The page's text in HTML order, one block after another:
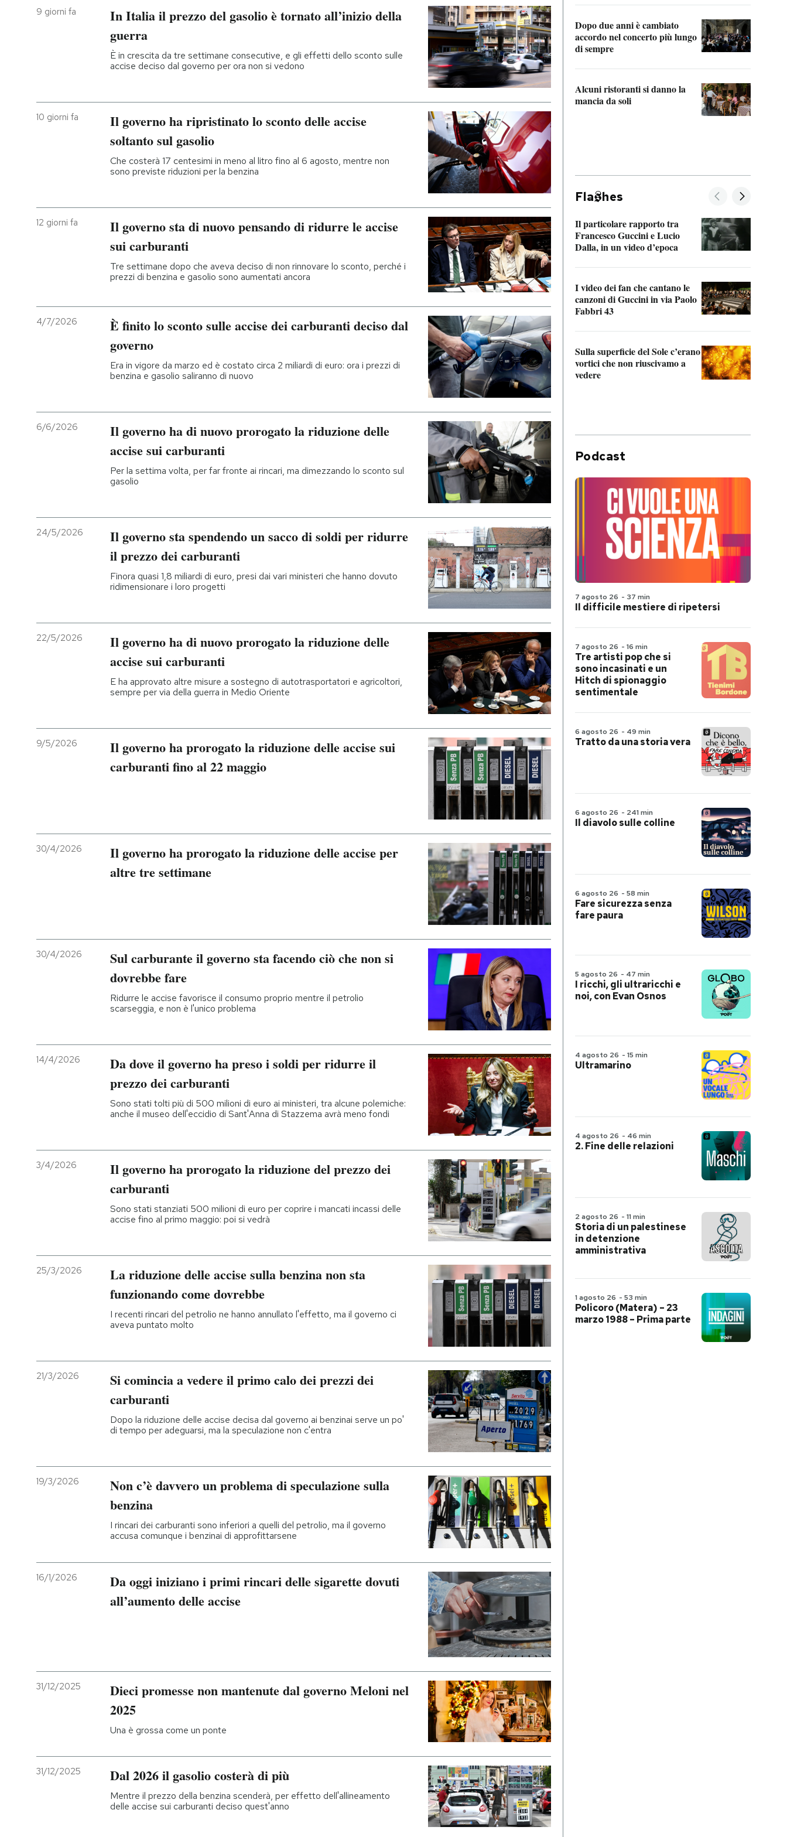
I MIEI PREFERITI
9 giorni fa
In Italia il prezzo del gasolio è tornato all’inizio della
guerra
È in crescita da tre settimane consecutive, e gli effetti dello sconto sulle
accise deciso dal governo per ora non si vedono
10 giorni fa
Il governo ha ripristinato lo sconto delle accise
soltanto sul gasolio
Che costerà 17 centesimi in meno al litro fino al 6 agosto, mentre non
sono previste riduzioni per la benzina
12 giorni fa
Il governo sta di nuovo pensando di ridurre le accise
sui carburanti
Tre settimane dopo che aveva deciso di non rinnovare lo sconto, perché i
prezzi di benzina e gasolio sono aumentati ancora
4/7/2026
È finito lo sconto sulle accise dei carburanti deciso dal
governo
Era in vigore da marzo ed è costato circa 2 miliardi di euro: ora i prezzi di
benzina e gasolio saliranno di nuovo
6/6/2026
Il governo ha di nuovo prorogato la riduzione delle
accise sui carburanti
Per la settima volta, per far fronte ai rincari, ma dimezzando lo sconto sul
gasolio
24/5/2026
Il governo sta spendendo un sacco di soldi per ridurre
il prezzo dei carburanti
Finora quasi 1,8 miliardi di euro, presi dai vari ministeri che hanno dovuto
ridimensionare i loro progetti
22/5/2026
Il governo ha di nuovo prorogato la riduzione delle
accise sui carburanti
E ha approvato altre misure a sostegno di autotrasportatori e agricoltori,
sempre per via della guerra in Medio Oriente
9/5/2026
Il governo ha prorogato la riduzione delle accise sui
carburanti fino al 22 maggio
30/4/2026
Il governo ha prorogato la riduzione delle accise per
altre tre settimane
30/4/2026
Sul carburante il governo sta facendo ciò che non si
dovrebbe fare
Ridurre le accise favorisce il consumo proprio mentre il petrolio
scarseggia, e non è l'unico problema
14/4/2026
Da dove il governo ha preso i soldi per ridurre il
prezzo dei carburanti
Sono stati tolti più di 500 milioni di euro ai ministeri, tra alcune polemiche:
anche il museo dell'eccidio di Sant'Anna di Stazzema avrà meno fondi
3/4/2026
Il governo ha prorogato la riduzione del prezzo dei
carburanti
Sono stati stanziati 500 milioni di euro per coprire i mancati incassi delle
accise fino al primo maggio: poi si vedrà
25/3/2026
La riduzione delle accise sulla benzina non sta
funzionando come dovrebbe
I recenti rincari del petrolio ne hanno annullato l'effetto, ma il governo ci
aveva puntato molto
21/3/2026
Si comincia a vedere il primo calo dei prezzi dei
carburanti
Dopo la riduzione delle accise decisa dal governo ai benzinai serve un po'
di tempo per adeguarsi, ma la speculazione non c'entra
19/3/2026
Non c’è davvero un problema di speculazione sulla
benzina
I rincari dei carburanti sono inferiori a quelli del petrolio, ma il governo
accusa comunque i benzinai di approfittarsene
16/1/2026
Da oggi iniziano i primi rincari delle sigarette dovuti
all’aumento delle accise
31/12/2025
Dieci promesse non mantenute dal governo Meloni nel
2025
Una è grossa come un ponte
31/12/2025 Dal 2026 il gasolio costerà di più
Mentre il prezzo della benzina scenderà, per effetto dell'allineamento
delle accise sui carburanti deciso quest'anno
Dopo due anni è cambiato
accordo nel concerto più lungo
di sempre
Alcuni ristoranti si danno la
mancia da soli
Fla hes
Il particolare rapporto tra
Francesco Guccini e Lucio
Dalla, in un video d’epoca
I video dei fan che cantano le
canzoni di Guccini in via Paolo
Fabbri 43
Sulla superficie del Sole c’erano
vortici che non riuscivamo a
vedere
Podcast
7 agosto 26 - 37 min
Il difficile mestiere di ripetersi
7 agosto 26 - 16 min
Tre artisti pop che si
sono incasinati e un
Hitch di spionaggio
sentimentale
6 agosto 26 - 49 min
Tratto da una storia vera
6 agosto 26 - 241 min
Il diavolo sulle colline
6 agosto 26 - 58 min
Fare sicurezza senza
fare paura
5 agosto 26 - 47 min
I ricchi, gli ultraricchi e
noi, con Evan Osnos
4 agosto 26 - 15 min
Ultramarino
4 agosto 26 - 46 min
2. Fine delle relazioni
2 agosto 26 - 11 min
Storia di un palestinese
in detenzione
amministrativa
1 agosto 26 - 53 min
Policoro (Matera) – 23
marzo 1988 – Prima parte